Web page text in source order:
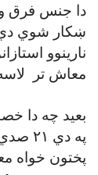
دا جنس فرق
ښکار شوي دي
نارينوو
معاش تر
بعيد چه دا
په